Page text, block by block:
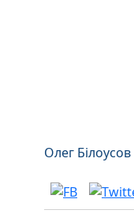
Олег Білоусов